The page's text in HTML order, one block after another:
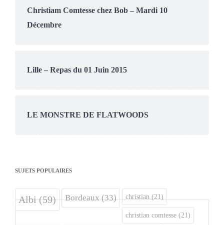
Christiam Comtesse chez Bob – Mardi 10
Décembre
Lille – Repas du 01 Juin 2015
LE MONSTRE DE FLATWOODS
SUJETS POPULAIRES
Albi(59) Bordeaux(33) christian (21)
christian comtesse (21)